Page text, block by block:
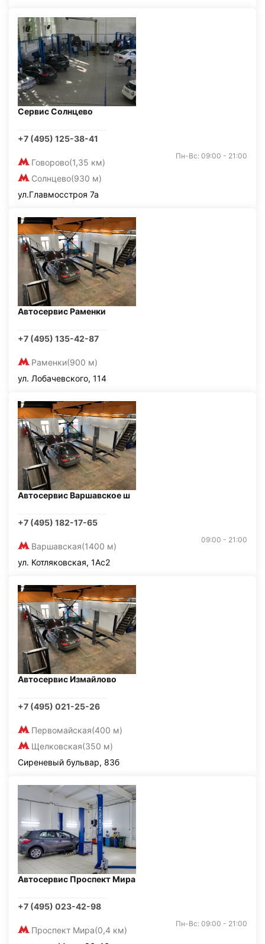
Сервис Солнцево
+7 (495) 125-38-41
Говорово(1,35 км)
Солнцево(930 м)
Пн-Вс: 09:00 - 21:00
ул.Главмосстроя 7а
Автосервис Раменки
+7 (495) 135-42-87
Раменки(900 м)
ул. Лобачевского, 114
Автосервис Варшавское ш
+7 (495) 182-17-65
Варшавская(1400 м)
09:00 - 21:00
ул. Котляковская, 1Ас2
Автосервис Измайлово
+7 (495) 021-25-26
Первомайская(400 м)
Щелковская(350 м)
Сиреневый бульвар, 83б
Автосервис Проспект Мира
+7 (495) 023-42-98
Проспект Мира(0,4 км)
Пн-Вс: 09:00 - 21:00